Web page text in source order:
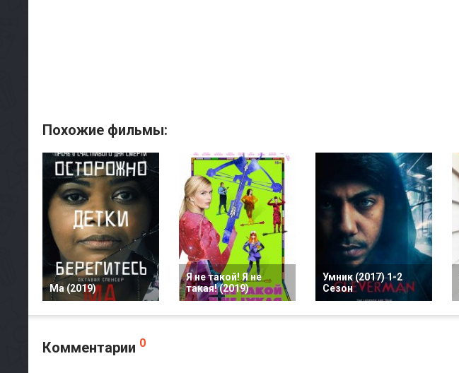
Похожие фильмы:
Ма (2019)
Я не такой! Я не
такая! (2019)
Умник (2017) 1-2
Сезон
Комментарии 0